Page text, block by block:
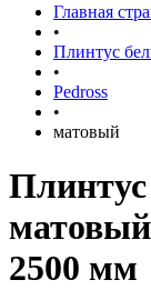
Главная
•
Плинтус
•
Pedross
•
матовый
2500 мм